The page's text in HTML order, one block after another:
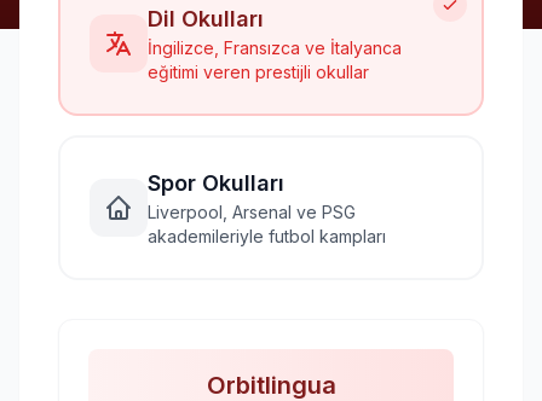
Dil Okulları
İngilizce, Fransızca ve İtalyanca
eğitimi veren prestijli okullar
Spor Okulları
Liverpool, Arsenal ve PSG
akademileriyle futbol kampları
Orbitlingua